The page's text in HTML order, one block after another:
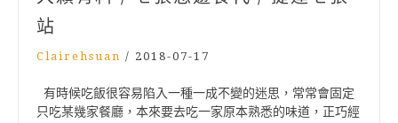
站
Clairehsuan / 2018-07-17
有時候吃飯很容易陷入一種一成不變的迷思，常常會固定
只吃某幾家餐廳，本來要去吃一家原本熟悉的味道，正巧經